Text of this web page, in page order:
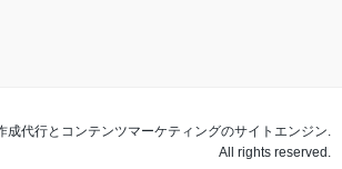
代行とコンテンツマーケティングのサイトエンジン.
All rights reserved.